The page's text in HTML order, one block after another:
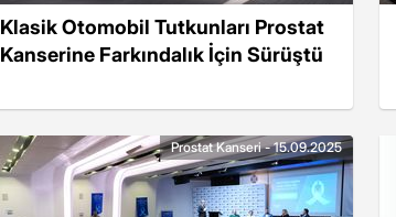
Klasik Otomobil Tutkunları Prostat
Kanserine Farkındalık İçin Sürüştü
Prostat Kanseri - 15.09.2025